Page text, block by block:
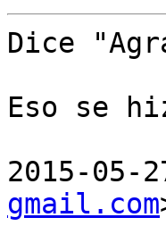
Dice
Eso se
2015-05-
gmail.com